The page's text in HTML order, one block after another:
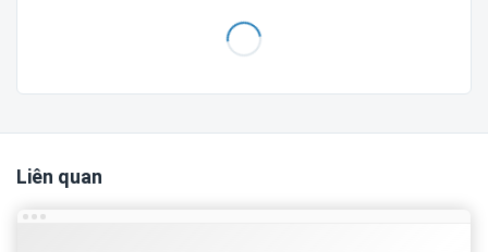
Fanpage:Giao Diện Blog
Trân trọng cảm ơn!
Liên quan